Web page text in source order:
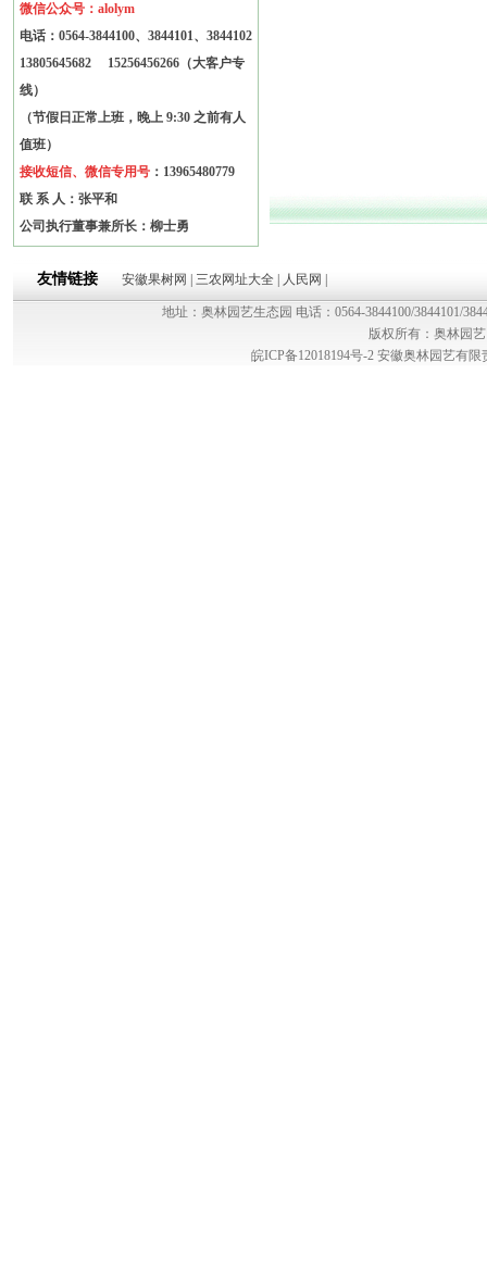
微信公众号：alolym
电话： 0564-3844100、3844101、3844102
13805645682
15256456266（大客户专
线）
（节假日正常上班，晚上 9:30 之前有人
值班）
接收短信、微信专用号 ：13965480779
联 系 人：张平和
公司执行董事兼所长：柳士勇
友情链接 安徽果树网 三农网址大全 人民网
地址：奥林园艺生态园 电话：0564-3844100/3844101/
版权所有：奥林园
皖ICP备12018194号-2安徽奥林园艺有限